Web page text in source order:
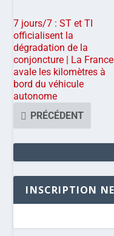
7 jours/7 : ST et TI
officialisent la
dégradation de la
conjoncture | La France
avale les kilomètres à
bord du véhicule
autonome
PRÉCÉDENT
INSCRIPTION